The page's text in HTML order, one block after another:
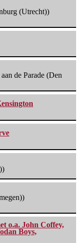
(Utrecht))
de Parade (Den
o.a. John Coffey,
Boys,